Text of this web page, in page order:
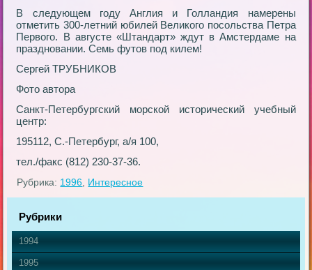
В следующем году Англия и Голландия намерены
отметить 300-летний юбилей Великого посольства Петра
Первого. В августе «Штандарт» ждут в Амстердаме на
праздновании. Семь футов под килем!
Сергей ТРУБНИКОВ
Фото автора
Санкт-Петербургский морской исторический учебный
центр:
195112, С.-Петербург, а/я 100,
тел./факс (812) 230-37-36.
Рубрика: 1996, Интересное
Рубрики
1994
1995